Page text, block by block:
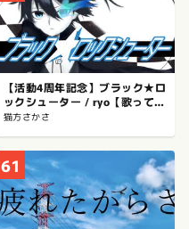
【活動4周年記念】ブラック★ロ
ックシューター / ryo【歌ってみ
た】【Vtuber猫方さかさ】
猫方さかさ
61